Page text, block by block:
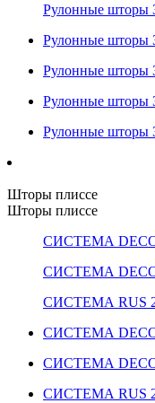
Рулонные шторы
Рулонные шторы
Рулонные шторы
Рулонные шторы
Рулонные шторы
Шторы плиссе
Шторы плиссе
СИСТЕМА
СИСТЕМА
СИСТЕМА RUS
СИСТЕМА
СИСТЕМА
СИСТЕМА RUS